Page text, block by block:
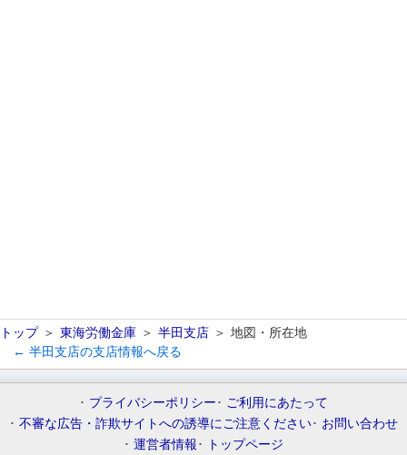
トップ 東海労働金庫 半田支店
地図・所在地
← 半田支店の支店情報へ戻る
プライバシーポリシー
ご利用にあたって
不審な広告・詐欺サイトへの誘導にご注意ください
お問い合わせ
運営者情報
トップページ